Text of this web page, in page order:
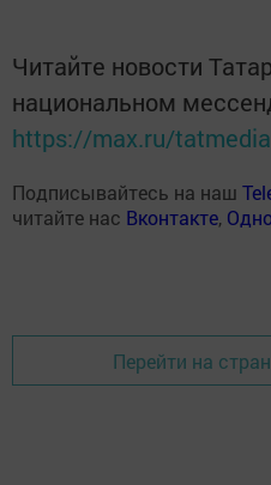
Читайте новости
национальном
https://max.ru/tatmedia
Подписывайтесь на наш
читайте нас Вконтакте,
Перейти на